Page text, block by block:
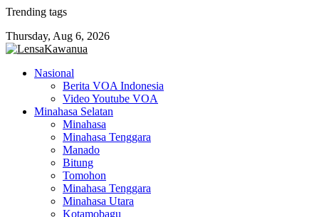
Skip
content
Trending tags
Thursday, Aug 6, 2026
Nasional
Berita VOA Indonesia
Video Youtube VOA
Minahasa Selatan
Minahasa
Minahasa Tenggara
Manado
Bitung
Tomohon
Minahasa Tenggara
Minahasa Utara
Kotamobagu